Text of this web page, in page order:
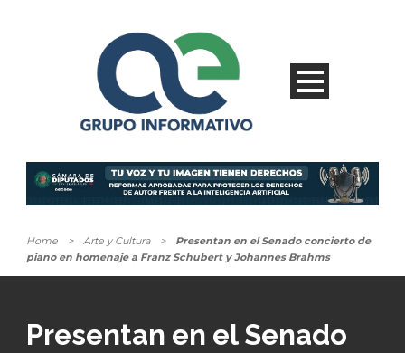
Home > Arte y Cultura >
Presentan en el Senado concierto de
piano en homenaje a Franz Schubert y Johannes Brahms
Presentan en el Senado